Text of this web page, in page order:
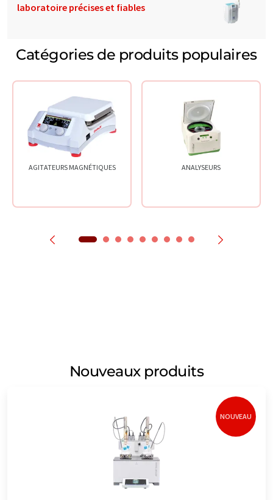
laboratoire précises et fiables
Catégories de produits populaires
AGITATEURS MAGNÉTIQUES ANALYSEURS
Nouveaux produits
NOUVEAU